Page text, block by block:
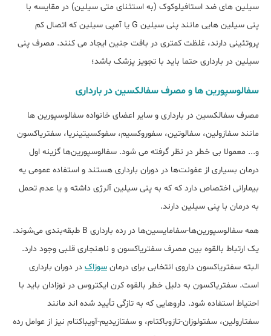
سیلین های ضد استافیلوکوک (به استثنای متی سیلین) در مقایسه با
پنی سیلین هایی مانند پنی سیلین G یا آمپی سیلین که اتصال کم
پروتئینی دارند، غلظت کمتری در بافت جنین ایجاد می کنند. مصرف پنی
سیلین در بارداری حتما باید با تجویز پزشک باشد؛
سفالوسپورین ها و مصرف سفالکسین در بارداری
مصرف سفالکسین در بارداری و سایر اعضای خانواده سفالوسپورین ها
مانند سفازولین، سفالوتین، سفوروکسیم، سفوکسیتینريا، سفتریاکسون
و... معمولا بی خطر در نظر گرفته می شود. سفالوسپورین‌ها گزینه اول
درمان بسیاری از عفونت‌ها در دوران بارداری هستند و استفاده عمومی یه
بیمارانی اختصاص دارد که که به پنی سیلین آلرژی داشته و یا عدم تحمل
به درمان با پنی سیلین دارند.
همه سفالوسپورین‌ها-سفامایسین‌ها در رده بارداری B طبقه‌بندی می‌شوند.
یک ارتباط بالقوه بین مصرف سفتریاکسون و ناهنجاری قلبی وجود دارد.
البته سفتریاکسون داروی انتخابی برای درمان سوزاک در دوران بارداری
است. سفتریاکسون به دلیل خطر بالقوه کرن ایکتروس در نوزادان باید با
احتیاط استفاده شود. داروهایی که به تازگی تأیید شده اند مانند
سفتارولین، سفتولوزان-تازوباکتام، و سفتازیدیم-آویباکتام نیز از عوامل رده